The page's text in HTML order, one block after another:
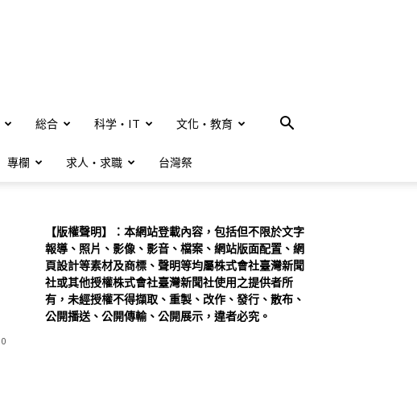
総合 科学・IT 文化・教育
專欄 求人・求職 台灣祭
0
【版權聲明】：本網站登載內容，包括但不限於文字
報導、照片、影像、影音、檔案、網站版面配置、網
頁設計等素材及商標、聲明等均屬株式會社臺灣新聞
社或其他授權株式會社臺灣新聞社使用之提供者所
有，未經授權不得擷取、重製、改作、發行、散布、
公開播送、公開傳輸、公開展示，違者必究。